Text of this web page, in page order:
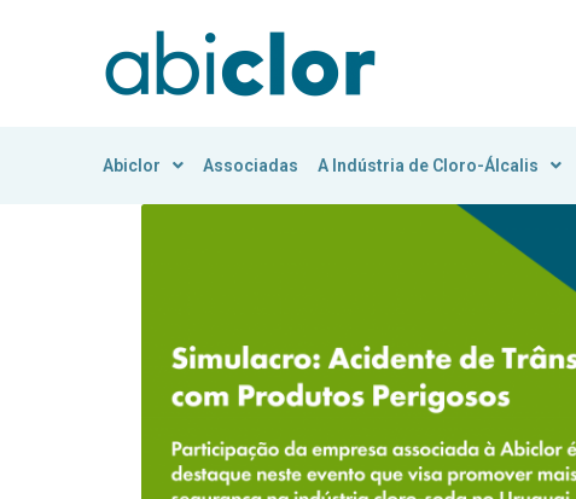
Abiclor Associadas A Indústria de Cloro-Álcalis